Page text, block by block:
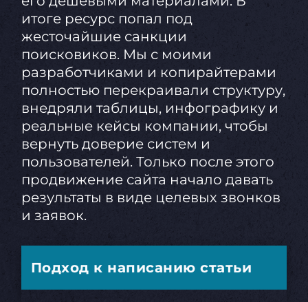
итоге ресурс попал под
жесточайшие санкции
поисковиков. Мы с моими
разработчиками и копирайтерами
полностью перекраивали структуру,
внедряли таблицы, инфографику и
реальные кейсы компании, чтобы
вернуть доверие систем и
пользователей. Только после этого
продвижение сайта начало давать
результаты в виде целевых звонков
и заявок.
Подход к написанию статьи